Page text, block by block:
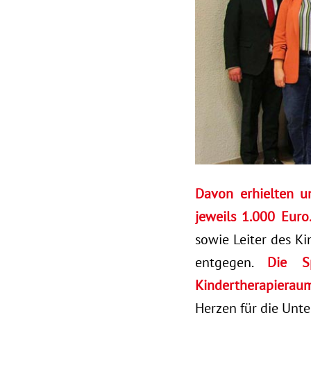
Davon erhielten
jeweils 1.000
sowie Leiter des
entgegen. Die
Herzen für die